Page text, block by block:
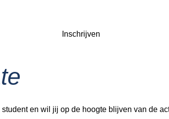
Inschrijven
en wil jij op de hoogte blijven van de